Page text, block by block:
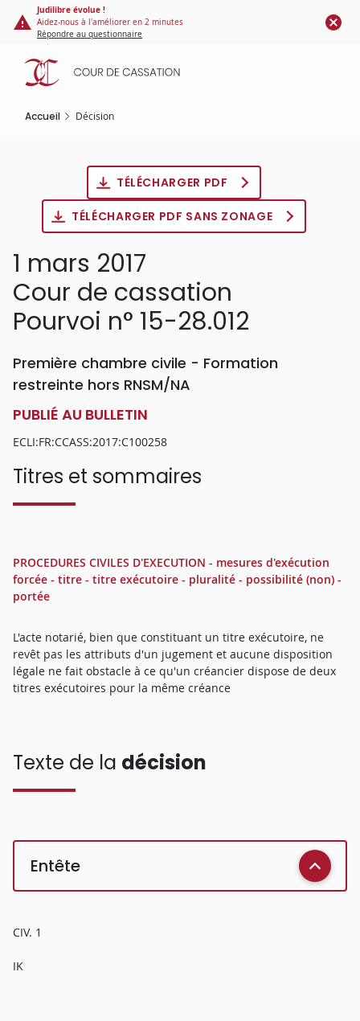
Panneau de gestion des cookies
contenu
principal
Judilibre évolue !
Aidez-nous à l'améliorer en 2 minutes
Répondre au questionnaire
Accueil Décision
TÉLÉCHARGER PDF
TÉLÉCHARGER PDF SANS ZONAGE
1 mars 2017
Cour de cassation
Pourvoi n° 15-28.012
Première chambre civile - Formation
restreinte hors RNSM/NA
PUBLIÉ AU BULLETIN
ECLI:FR:CCASS:2017:C100258
Titres et sommaires
PROCEDURES CIVILES D'EXECUTION - mesures d'exécution
forcée - titre - titre exécutoire - pluralité - possibilité (non) -
portée
L'acte notarié, bien que constituant un titre exécutoire, ne
revêt pas les attributs d'un jugement et aucune disposition
légale ne fait obstacle à ce qu'un créancier dispose de deux
titres exécutoires pour la même créance
Texte de la décision
Entête
CIV. 1
IK